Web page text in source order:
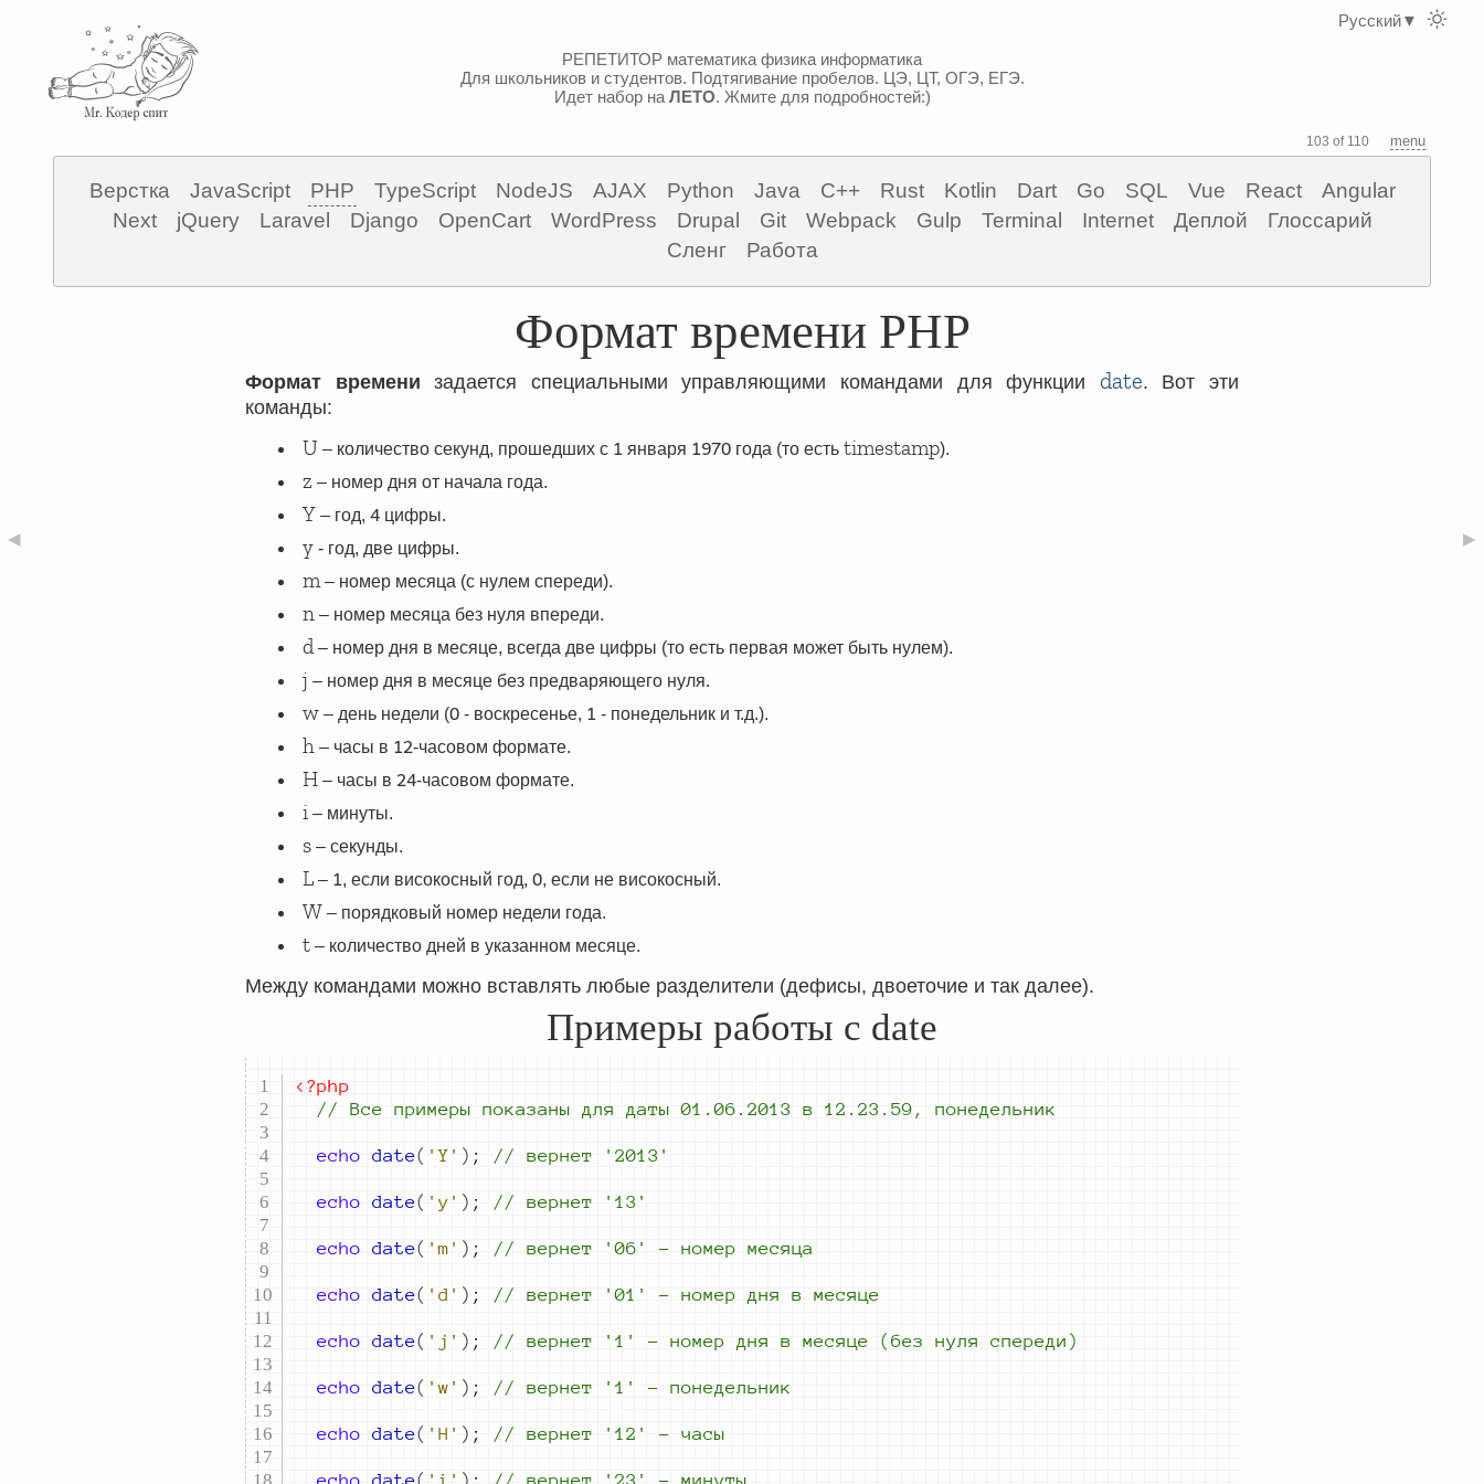
РЕПЕТИТОР математика физика информатика
Для школьников и студентов. Подтягивание пробелов. ЦЭ, ЦТ, ОГЭ, ЕГЭ.
Идет набор на ЛЕТО. Жмите для подробностей:)
103 of 110 menu
Верстка JavaScript PHP TypeScript NodeJS AJAX Python Java C++ Rust Kotlin Dart Go SQL Vue React
Angular
Next
jQuery Laravel Django OpenCart WordPress Drupal Git Webpack Gulp Terminal Internet Деплой
Глоссарий
Сленг
Работа
◀ ▶
Формат времени PHP
Формат времени задается специальными управляющими командами для функции date. Вот эти
команды:
U – количество секунд, прошедших с 1 января 1970 года (то есть timestamp).
z – номер дня от начала года.
Y – год, 4 цифры.
y - год, две цифры.
m – номер месяца (с нулем спереди).
n – номер месяца без нуля впереди.
d – номер дня в месяце, всегда две цифры (то есть первая может быть нулем).
j – номер дня в месяце без предваряющего нуля.
w – день недели (0 - воскресенье, 1 - понедельник и т.д.).
h – часы в 12-часовом формате.
H – часы в 24-часовом формате.
i – минуты.
s – секунды.
L – 1, если високосный год, 0, если не високосный.
W – порядковый номер недели года.
t – количество дней в указанном месяце.
Между командами можно вставлять любые разделители (дефисы, двоеточие и так далее).
Примеры работы с date
<?php
//
Все примеры показаны для даты 01.06.2013 в 12.23.59, понедельник
echo date( 'Y' ) ; // вернет '2013'
echo date( 'y' ) ; // вернет '13'
echo date( 'm' ) ; // вернет '06' - номер месяца
echo date( 'd' ) ; // вернет '01' - номер дня в месяце
echo date( 'j' ) ; // вернет '1' - номер дня в месяце (без нуля спереди)
echo date( 'w' ) ; // вернет '1' - понедельник
echo date( 'H' ) ; // вернет '12' - часы
Русский▼